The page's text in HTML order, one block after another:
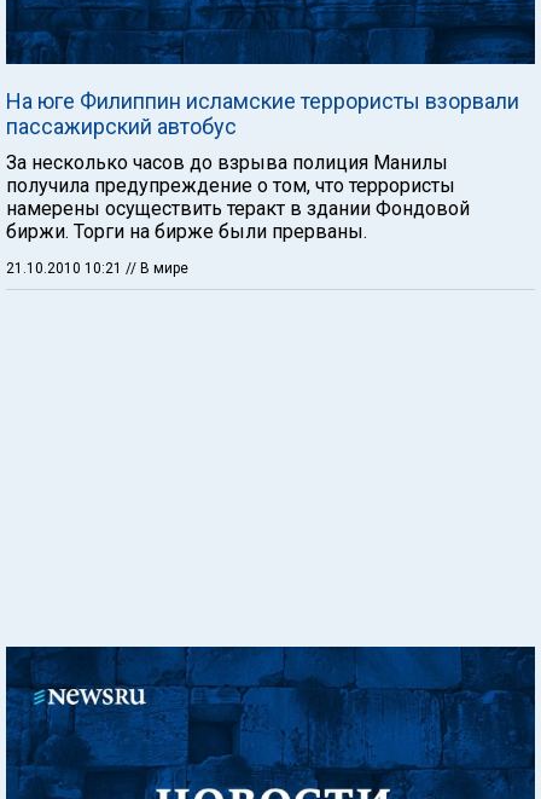
На юге Филиппин исламские террористы взорвали
пассажирский автобус
За несколько часов до взрыва полиция Манилы
получила предупреждение о том, что террористы
намерены осуществить теракт в здании Фондовой
биржи. Торги на бирже были прерваны.
21.10.2010 10:21 // В мире